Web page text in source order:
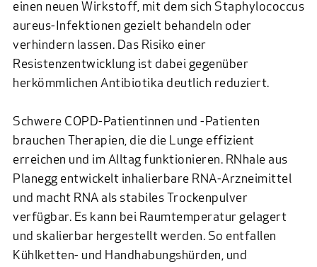
einen neuen Wirkstoff, mit dem sich Staphylococcus
aureus-Infektionen gezielt behandeln oder
verhindern lassen. Das Risiko einer
Resistenzentwicklung ist dabei gegenüber
herkömmlichen Antibiotika deutlich reduziert.
Schwere COPD-Patientinnen und -Patienten
brauchen Therapien, die die Lunge effizient
erreichen und im Alltag funktionieren. RNhale aus
Planegg entwickelt inhalierbare RNA-Arzneimittel
und macht RNA als stabiles Trockenpulver
verfügbar. Es kann bei Raumtemperatur gelagert
und skalierbar hergestellt werden. So entfallen
Kühlketten- und Handhabungshürden, und